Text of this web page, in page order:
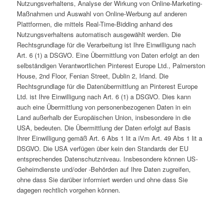
Nutzungsverhaltens, Analyse der Wirkung von Online-Marketing-
Maßnahmen und Auswahl von Online-Werbung auf anderen
Plattformen, die mittels Real-Time-Bidding anhand des
Nutzungsverhaltens automatisch ausgewählt werden. Die
Rechtsgrundlage für die Verarbeitung ist Ihre Einwilligung nach
Art. 6 (1) a DSGVO. Eine Übermittlung von Daten erfolgt an den
selbständigen Verantwortlichen Pinterest Europe Ltd., Palmerston
House, 2nd Floor, Fenian Street, Dublin 2, Irland. Die
Rechtsgrundlage für die Datenübermittlung an Pinterest Europe
Ltd. ist Ihre Einwilligung nach Art. 6 (1) a DSGVO. Dies kann
auch eine Übermittlung von personenbezogenen Daten in ein
Land außerhalb der Europäischen Union, insbesondere in die
USA, bedeuten. Die Übermittlung der Daten erfolgt auf Basis
Ihrer Einwilligung gemäß Art. 6 Abs 1 lit a iVm Art. 49 Abs 1 lit a
DSGVO. Die USA verfügen über kein den Standards der EU
entsprechendes Datenschutzniveau. Insbesondere können US-
Geheimdienste und/oder -Behörden auf Ihre Daten zugreifen,
ohne dass Sie darüber informiert werden und ohne dass Sie
dagegen rechtlich vorgehen können.